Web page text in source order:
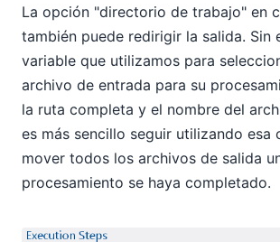
La opción "directorio de trabajo" en
también puede redirigir la salida. Sin
variable que utilizamos para
archivo de entrada para su
la ruta completa y el nombre del
es más sencillo seguir utilizando esa
mover todos los archivos de salida
procesamiento se haya completado.